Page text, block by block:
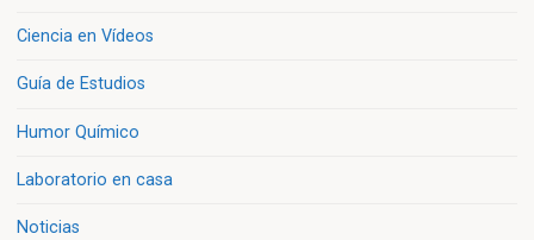
Ciencia en Vídeos
Guía de Estudios
Humor Químico
Laboratorio en casa
Noticias